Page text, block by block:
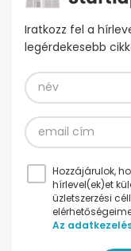
Iratkozz fel a
legérdekesebb
Hozzájárulok,
hírlevel(ek)et
üzletszerzési
Az